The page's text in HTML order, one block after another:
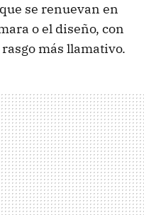
se renuevan en
o el diseño, con
más llamativo.